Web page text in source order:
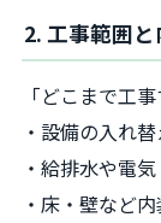
2. 工事範囲と
「どこまで工
・設備の入れ
・給排水や電
・床・壁など